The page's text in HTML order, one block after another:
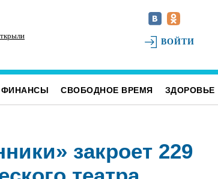
В Ульяновском районе благоустраивают место
ВОЙТИ
ФИНАНСЫ СВОБОДНОЕ ВРЕМЯ ЗДОРОВЬЕ
закроет 229